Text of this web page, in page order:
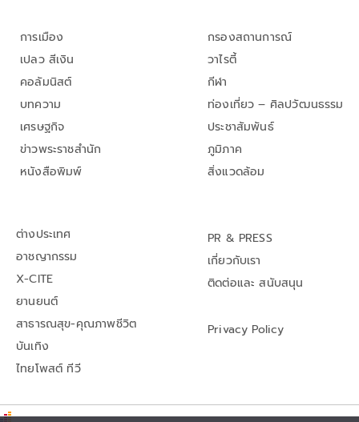
การเมือง
เปลว สีเงิน
คอลัมนิสต์
บทความ
เศรษฐกิจ
ข่าวพระราชสำนัก
หนังสือพิมพ์
กรองสถานการณ์
วาไรตี้
กีฬา
ท่องเที่ยว – ศิลปวัฒนธรรม
ประชาสัมพันธ์
ภูมิภาค
สิ่งแวดล้อม
ต่างประเทศ
อาชญากรรม
X-CITE
ยานยนต์
สาธารณสุข-คุณภาพชีวิต
บันเทิง
ไทยโพสต์ ทีวี
PR & PRESS
เกี่ยวกับเรา
ติดต่อและ สนับสนุน
Privacy Policy